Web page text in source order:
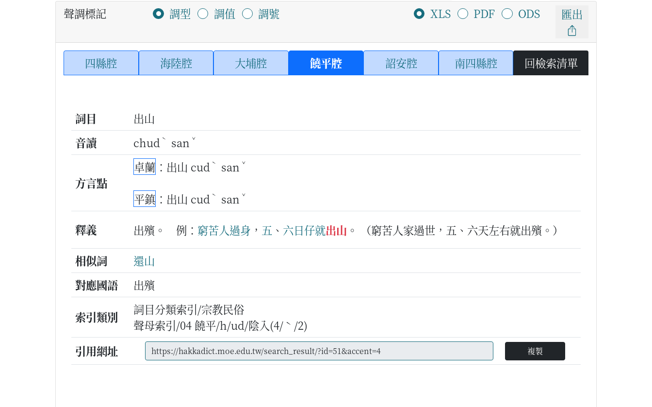
聲調標記 調型 調值 調號 XLS PDF ODS 匯出
四縣腔 海陸腔 大埔腔 饒平腔 詔安腔 南四縣腔 回檢索清單
詞目
出山
音讀
chud ˋ san ˇ
方言點
卓蘭 ：出山 cud ˋ san ˇ
平鎮 ：出山 cud ˋ san ˇ
釋義 出殯。 例： 窮苦人過身 ， 五 、 六日仔就出山 。
（窮苦人家過世，五、六天左右就出殯。）
相似詞
還山
對應國語
出殯
索引類別
詞目分類索引/宗教民俗
聲母索引/04 饒平/h/ud/陰入(4/ˋ/2)
引用網址
複製